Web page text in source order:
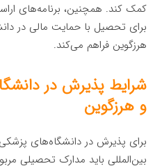
کمک کند. همچنین، برنامه‌های
برای تحصیل با حمایت مالی در
هرزگوین فراهم می‌کند.
شرایط پذیرش در
و هرزگوین
برای پذیرش در دانشگاه‌های
بین‌المللی باید مدارک تحصیلی